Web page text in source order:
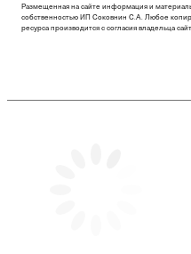
Размещенная на сайте информация и
собственностью ИП Соковнин С.А. Любое
ресурса производится с согласия владельца